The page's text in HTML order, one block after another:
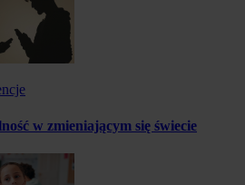
w zmieniającym się świecie